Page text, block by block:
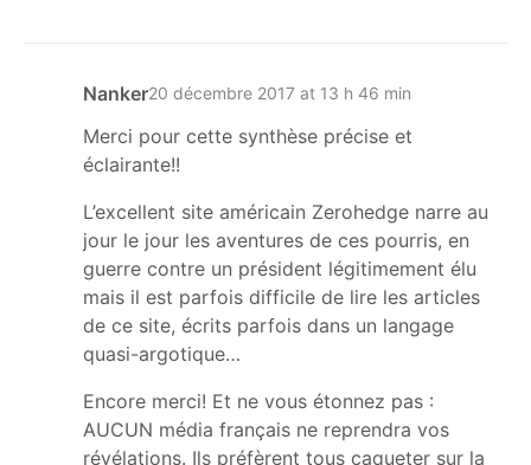
Nanker20 décembre 2017 at 13 h 46 min
Merci pour cette synthèse précise et
éclairante!!
L’excellent site américain Zerohedge narre au
jour le jour les aventures de ces pourris, en
guerre contre un président légitimement élu
mais il est parfois difficile de lire les articles
de ce site, écrits parfois dans un langage
quasi-argotique…
Encore merci! Et ne vous étonnez pas :
AUCUN média français ne reprendra vos
révélations. Ils préfèrent tous caqueter sur la